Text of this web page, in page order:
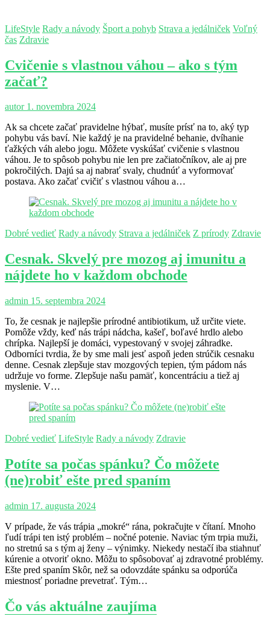
LifeStyle Rady a návody Šport a pohyb Strava a jedálniček Voľný
čas Zdravie
Cvičenie s vlastnou váhou – ako s tým
začať?
autor1. novembra 2024
Ak sa chcete začať pravidelne hýbať, musíte prísť na to, aký typ
pohybu vás baví. Nie každý je na pravidelné behanie, dvíhanie
ťažkých váh alebo jogu. Môžete vyskúšať cvičenie s vlastnou
váhou. Je to spôsob pohybu nie len pre začiatočníkov, ale aj pre
pokročilých. Dajú sa aj nabrať svaly, chudnúť a vyformovať
postava. Ako začať cvičiť s vlastnou váhou a…
Dobré vedieť Rady a návody Strava a jedálniček Z prírody Zdravie
Cesnak. Skvelý pre mozog aj imunitu a
nájdete ho v každom obchode
admin 15. septembra 2024
To, že cesnak je najlepšie prírodné antibiotikum, už určite viete.
Pomôže vždy, keď nás trápi nádcha, kašeľ, boľavé hrdlo alebo
chrípka. Najlepší je domáci, vypestovaný v svojej záhradke.
Odborníci tvrdia, že by sme mali jesť aspoň jeden strúčik cesnaku
denne. Cesnak zlepšuje stav mozgových tepien, tým pádom nás
udržuje vo forme. Zlepšuje našu pamäť, koncentráciu a tiež aj
myslenie. V…
Dobré vedieť LifeStyle Rady a návody Zdravie
Potíte sa počas spánku? Čo môžete
(ne)robiť ešte pred spaním
admin 17. augusta 2024
V prípade, že vás trápia „mokré“ rána, pokračujte v čítaní. Mnoho
ľudí trápi ten istý problém – nočné potenie. Naviac tým trpia muži,
no stretnú sa s tým aj ženy – výnimky. Niekedy nestačí iba stiahnuť
kúrenie a otvoriť okno. Môžu to spôsobovať aj zdravotné problémy.
Ešte pred spaním Skôr, než sa odovzdáte spánku sa odporúča
miestnosť poriadne prevetrať. Tým…
Čo vás aktuálne zaujíma